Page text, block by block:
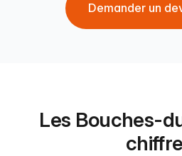
Demander un
Les Bouches-